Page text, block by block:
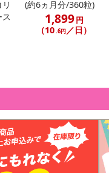
ん。
お届けする商品セット
お届け商品と多少異な
度]の経過措置期間の終
料の表記が旧表記の場
ださい。なお、本理由
(約6ヵ月分/360粒)
1,899円
（10.6円／日）